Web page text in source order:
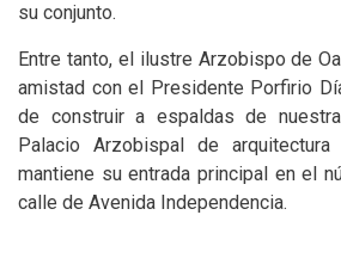
su conjunto.
Entre tanto, el ilustre Arzobispo de
amistad con el Presidente Porfirio
de construir a espaldas de
Palacio Arzobispal de
mantiene su entrada principal en el
calle de Avenida Independencia.